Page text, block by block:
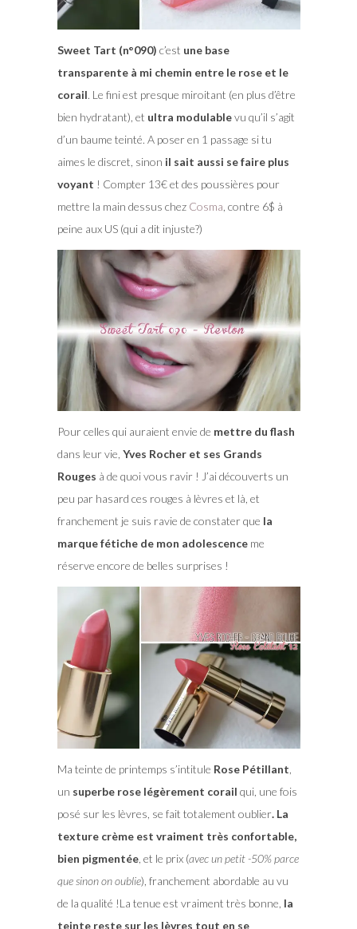
Sweet Tart (n°090) c’est une base
transparente à mi chemin entre le rose et le
corail. Le fini est presque miroitant (en plus d’être
bien hydratant), et ultra modulablevu qu’il s’agit
d’un baume teinté. A poser en 1 passage si tu
aimes le discret, sinon il sait aussi se faire plus
voyant ! Compter 13€ et des poussières pour
mettre la main dessus chez Cosma , contre 6$ à
peine aux US (qui a dit injuste?)
Pour celles qui auraient envie de mettre du flash
dans leur vie, Yves Rocher et ses Grands
Rouges à de quoi vous ravir ! J’ai découverts un
peu par hasard ces rouges à lèvres et là, et
franchement je suis ravie de constater que la
marque fétiche de mon adolescenceme
réserve encore de belles surprises !
Ma teinte de printemps s’intitule Rose Pétillant
un superbe rose légèrement corail qui, une fois
posé sur les lèvres, se fait totalement oublier. La
texture crème est vraiment très confortable,
bien pigmentée, et le prix (avec un petit -50% parce
que sinon on oublie), franchement abordable au vu
de la qualité !La tenue est vraiment très bonne, la
teinte reste sur les lèvres tout en se